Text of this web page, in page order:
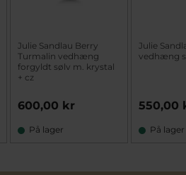
Julie Sandlau Berry
Turmalin vedhæng
forgyldt sølv m. krystal
+ cz
600,00 kr
På lager
Julie
vedhæng
550,00
På lager